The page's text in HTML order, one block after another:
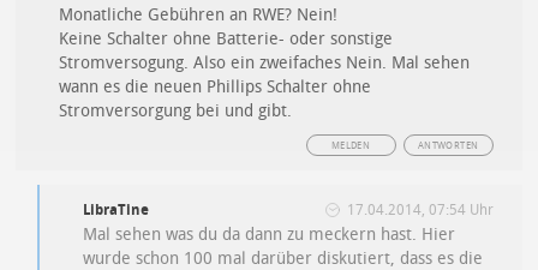
Monatliche Gebühren an RWE? Nein!
Keine Schalter ohne Batterie- oder sonstige
Stromversogung. Also ein zweifaches Nein. Mal sehen
wann es die neuen Phillips Schalter ohne
Stromversorgung bei und gibt.
ANTWORTEN
MELDEN
LibraTine 17.04.2014, 07:54 Uhr
Mal sehen was du da dann zu meckern hast. Hier
wurde schon 100 mal darüber diskutiert, dass es die